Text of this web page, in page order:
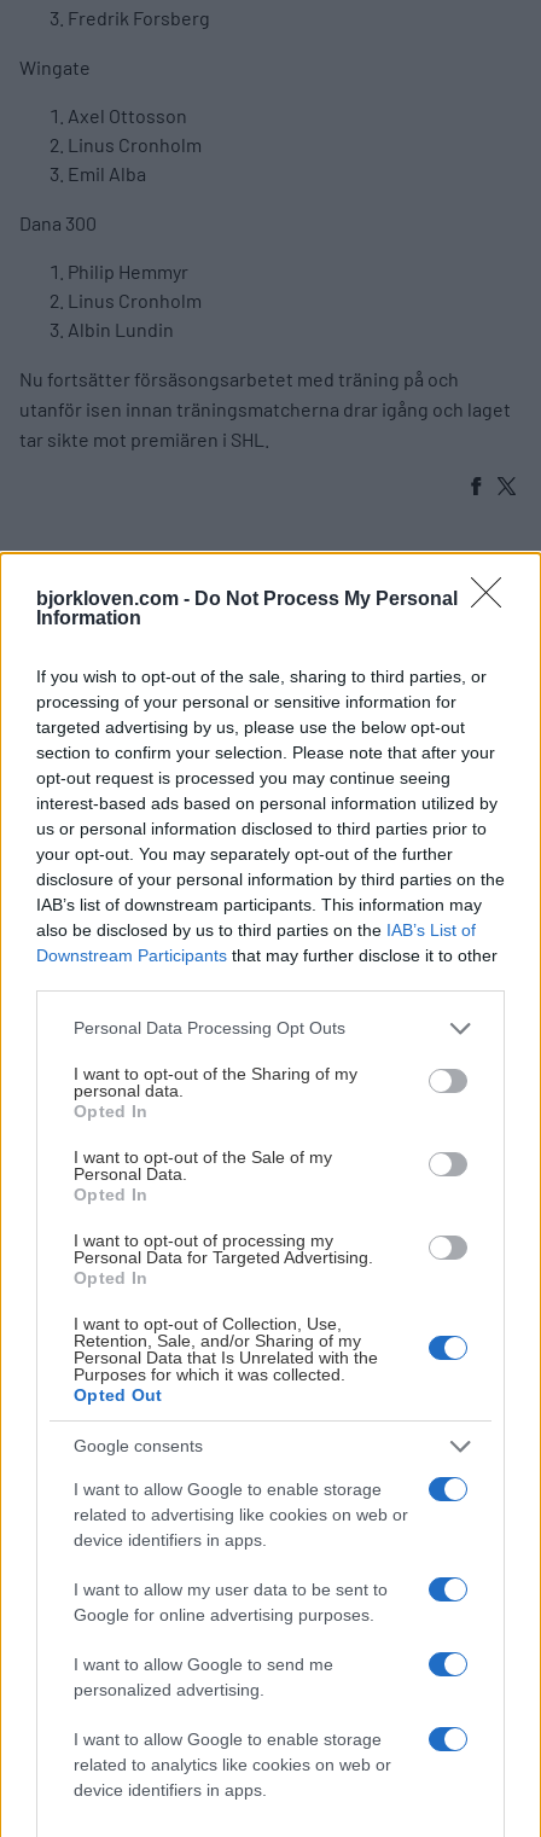
bjorkloven.com - Do Not Process My Personal
Information
If you wish to opt-out of the sale, sharing to third parties, or
processing of your personal or sensitive information for
targeted advertising by us, please use the below opt-out
section to confirm your selection. Please note that after your
opt-out request is processed you may continue seeing
interest-based ads based on personal information utilized by
us or personal information disclosed to third parties prior to
your opt-out. You may separately opt-out of the further
disclosure of your personal information by third parties on the
IAB’s list of downstream participants. This information may
also be disclosed by us to third parties on the IAB’s List of
Downstream Participants that may further disclose it to other
Please note that this website/app uses one or more Google
not limited to your visit or usage behaviour. You may click to
grant or deny consent to Google and its third-party tags to
use your data for below specified purposes in below Google
consent section.
Personal Data Processing Opt Outs
I want to opt-out of the Sharing of my
personal data.
Opted In
I want to opt-out of the Sale of my
Personal Data.
Opted In
I want to opt-out of processing my
Personal Data for Targeted Advertising.
Opted In
I want to opt-out of Collection, Use,
Retention, Sale, and/or Sharing of my
Personal Data that Is Unrelated with the
Purposes for which it was collected.
Opted Out
Google consents
I want to allow Google to enable storage
related to advertising like cookies on web or
device identifiers in apps.
I want to allow my user data to be sent to
Google for online advertising purposes.
I want to allow Google to send me
personalized advertising.
I want to allow Google to enable storage
related to analytics like cookies on web or
device identifiers in apps.
Fredrik Forsberg
Wingate
Axel Ottosson
Linus Cronholm
Emil Alba
Dana 300
Philip Hemmyr
Linus Cronholm
Albin Lundin
Nu fortsätter försäsongsarbetet med träning på och
utanför isen innan träningsmatcherna drar igång och laget
tar sikte mot premiären i SHL.
DANIEL BRODIN LÄMNAR BJÖRKLÖVEN
Publicerad:2026-08-06 1 min läsning
AXELLÖF
Daniel Brodin lämnar Björklöven efter en säsonger i
den gröngula tröjan.
Med sitt kompromisslösa spel, sitt stora hjärta och sin vilja
att alltid sätta laget först blev Daniel snabbt en uppskattad
spelare – både i omklädningsrummet och bland
viktiga mål, ett uppoffrande spel och ett ledarskap som
betydde mycket för laget.
– Daniel Brodin har kanske inte varit hos oss längst, men få
spelare har gjort ett så stort avtryck på mig under så kort
tid. Med sitt enorma krigarhjärta, sitt uppoffrande spel och
han snabbt en stor favorit.
– Vem glömmer hans egna låt under segerfesterna eller de
viktiga målen när laget behövde dem som mest? Han gav
alltid allt för Björklöven och kommer att vara grymt saknad
hos oss. Jag vill rikta ett stort tack till Daniel för hans
insatser i den gröngula tröjan och önska honom all lycka
Björklöven vill rikta ett varmt tack till Daniel Brodin för hans
tid i föreningen och önskar honom all lycka i framtiden.